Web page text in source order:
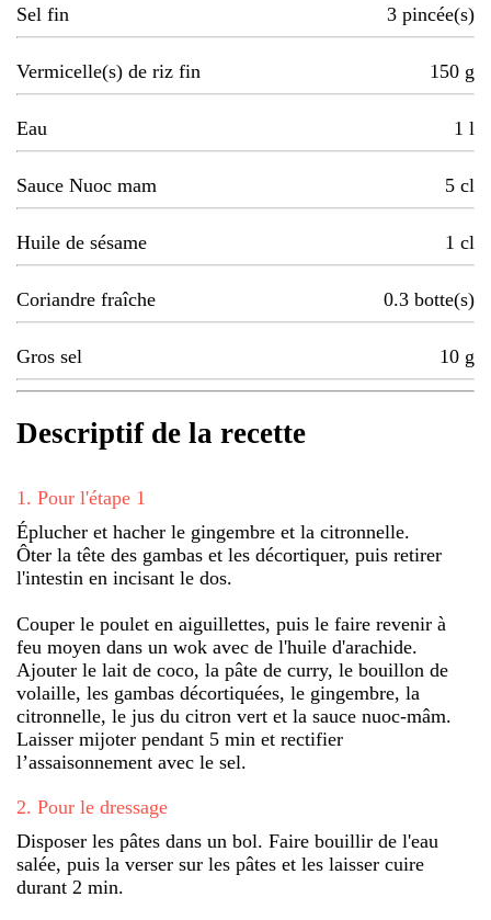
Sel fin
3 pincée(s)
Vermicelle(s) de riz fin 150 g
Eau 1 l
Sauce Nuoc mam 5 cl
Huile de sésame 1 cl
Coriandre fraîche 0.3 botte(s)
Gros sel 10 g
Descriptif de la recette
1 . Pour l'étape 1
Éplucher et hacher le gingembre et la citronnelle.
Ôter la tête des gambas et les décortiquer, puis retirer
l'intestin en incisant le dos.
Couper le poulet en aiguillettes, puis le faire revenir à
feu moyen dans un wok avec de l'huile d'arachide.
Ajouter le lait de coco, la pâte de curry, le bouillon de
volaille, les gambas décortiquées, le gingembre, la
citronnelle, le jus du citron vert et la sauce nuoc-mâm.
Laisser mijoter pendant 5 min et rectifier
l’assaisonnement avec le sel.
2. Pour le dressage
Disposer les pâtes dans un bol. Faire bouillir de l'eau
salée, puis la verser sur les pâtes et les laisser cuire
durant 2 min.